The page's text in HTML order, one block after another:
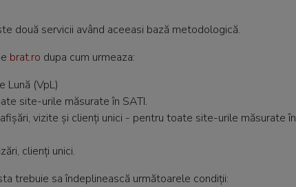
două servicii având aceeasi bază metodologică.
brat.ro dupa cum urmeaza:
Lună (VpL)
site-urile măsurate în SATI.
vizite și clienți unici - pentru toate site-urile măsurate în
clienți unici.
trebuie sa îndeplinească următoarele condiții: